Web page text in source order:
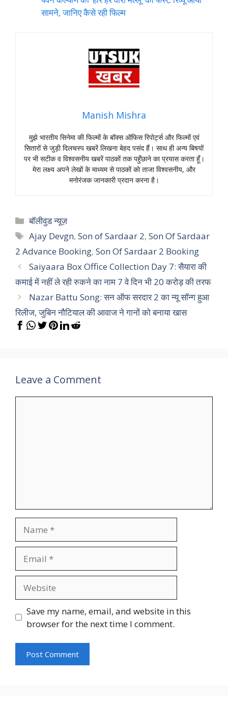
सामने, जानिए कैसे रही फिल्म
Manish Mishra
मुझे भारतीय सिनेमा की फिल्मों के बॉक्स ऑफिस रिपोर्ट्स और फिल्मों एवं
सितारों से जुड़ी दिलचस्प खबरें लिखना बेहद पसंद हैं। साथ ही अन्य बिषयों
पर भी सटीक व विश्वसनीय खबरें पाठकों तक पहुँछाने का प्रयास करता हूँ।
मेरा लक्ष्य अपने लेखों के माध्यम से पाठकों को ताजा विश्वसनीय, और
मनोरंजक जानकारी प्रदान करना है।
Categories
बॉलीवुड न्यूज़
Tags
Ajay Devgn,Son of Sardaar 2,Son Of Sardaar
2 Advance Booking, Son Of Sardaar 2 Booking
Saiyaara Box Office Collection Day 7: सैयारा की
कमाई में नहीं ले रही रुकने का नाम 7 वे दिन भी 20 करोड़ की तरफ
Nazar Battu Song: सन ऑफ सरदार 2 का न्यू सॉन्ग हुआ
रिलीज, जुबिन नौटियाल की आवाज ने गानों को बनाया खास
Leave a Comment
Save my name, email, and website in this
browser for the next time I comment.